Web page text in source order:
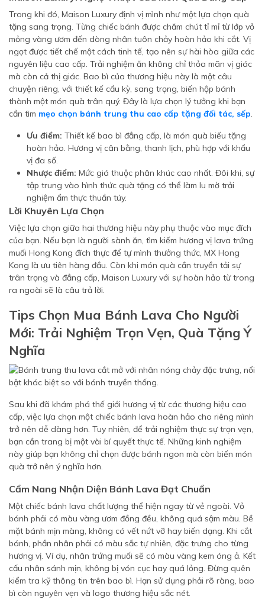
Trong khi đó, Maison Luxury định vị mình như một lựa chọn quà
tặng sang trọng. Từng chiếc bánh được chăm chút tỉ mỉ từ lớp vỏ
mỏng vàng ươm đến dòng nhân tuôn chảy hoàn hảo khi cắt. Vị
ngọt được tiết chế một cách tinh tế, tạo nên sự hài hòa giữa các
nguyên liệu cao cấp. Trải nghiệm ăn không chỉ thỏa mãn vị giác
mà còn cả thị giác. Bao bì của thương hiệu này là một câu
chuyện riêng, với thiết kế cầu kỳ, sang trọng, biến hộp bánh
thành một món quà trân quý. Đây là lựa chọn lý tưởng khi bạn
cần tìm mẹo chọn bánh trung thu cao cấp tặng đối tác, sếp.
Ưu điểm: Thiết kế bao bì đẳng cấp, là món quà biếu tặng
hoàn hảo. Hương vị cân bằng, thanh lịch, phù hợp với khẩu
vị đa số.
Nhược điểm: Mức giá thuộc phân khúc cao nhất. Đôi khi, sự
tập trung vào hình thức quà tặng có thể làm lu mờ trải
nghiệm ẩm thực thuần túy.
Lời Khuyên Lựa Chọn
Việc lựa chọn giữa hai thương hiệu này phụ thuộc vào mục đích
của bạn. Nếu bạn là người sành ăn, tìm kiếm hương vị lava trứng
muối Hong Kong đích thực để tự mình thưởng thức, MX Hong
Kong là ưu tiên hàng đầu. Còn khi món quà cần truyền tải sự
trân trọng và đẳng cấp, Maison Luxury với sự hoàn hảo từ trong
ra ngoài sẽ là câu trả lời.
Tips Chọn Mua Bánh Lava Cho Người
Mới: Trải Nghiệm Trọn Vẹn, Quà Tặng Ý
Nghĩa
Sau khi đã khám phá thế giới hương vị từ các thương hiệu cao
cấp, việc lựa chọn một chiếc bánh lava hoàn hảo cho riêng mình
trở nên dễ dàng hơn. Tuy nhiên, để trải nghiệm thực sự trọn vẹn,
bạn cần trang bị một vài bí quyết thực tế. Những kinh nghiệm
này giúp bạn không chỉ chọn được bánh ngon mà còn biến món
quà trở nên ý nghĩa hơn.
Cẩm Nang Nhận Diện Bánh Lava Đạt Chuẩn
Một chiếc bánh lava chất lượng thể hiện ngay từ vẻ ngoài. Vỏ
bánh phải có màu vàng ươm đồng đều, không quá sậm màu. Bề
mặt bánh mịn màng, không có vết nứt vỡ hay biến dạng. Khi cắt
bánh, phần nhân phải có màu sắc tự nhiên, đặc trưng cho từng
hương vị. Ví dụ, nhân trứng muối sẽ có màu vàng kem óng ả. Kết
cấu nhân sánh mịn, không bị vón cục hay quá lỏng. Đừng quên
kiểm tra kỹ thông tin trên bao bì. Hạn sử dụng phải rõ ràng, bao
bì còn nguyên vẹn và logo thương hiệu sắc nét.